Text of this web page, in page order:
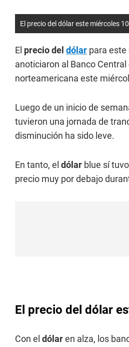
El precio del dólar este miércoles
El precio del dólar para este
anoticiaron al Banco
norteamericana este
Luego de un inicio de
tuvieron una jornada de
disminución ha sido leve.
En tanto, el dólar blue sí
precio muy por debajo
El precio del dólar
Con el dólaren alza, los